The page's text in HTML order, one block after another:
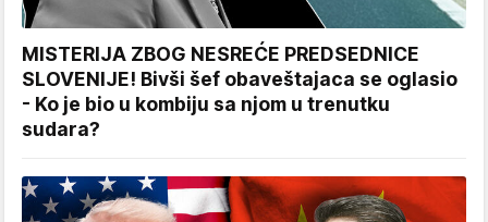
MISTERIJA ZBOG NESREĆE PREDSEDNICE
SLOVENIJE! Bivši šef obaveštajaca se oglasio
- Ko je bio u kombiju sa njom u trenutku
sudara?